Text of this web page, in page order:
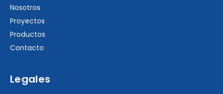
Nosotros
Proyectos
Productos
Contacto
Legales